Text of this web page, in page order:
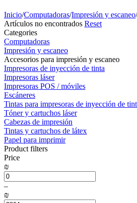
Inicio/Computadoras/Impresión y escaneo/
Artículos no encontrados Reset
Сategories
Computadoras
Impresión y escaneo
Accesorios para impresión y escaneo
Impresoras de inyección de tinta
Impresoras láser
Impresoras POS / móviles
Escáneres
Tintas para impresoras de inyección de
Tóner y cartuchos láser
Cabezas de impresión
Tintas y cartuchos de látex
Papel para imprimir
Product filters
Price
₪
–
₪